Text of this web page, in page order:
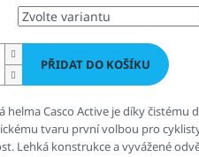
PŘIDAT DO KOŠÍKU
helma Casco Active je díky čistému
tvaru první volbou pro
Lehká konstrukce a vyvážené